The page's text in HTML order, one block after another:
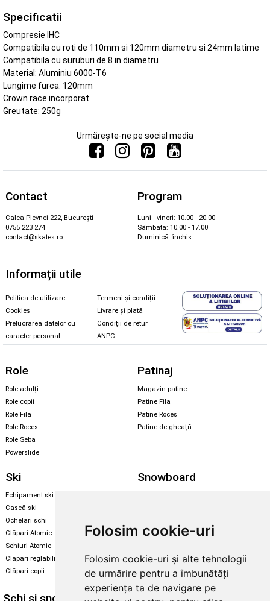
Folosim cookie-uri
Folosim cookie-uri și alte tehnologii
de urmărire pentru a îmbunătăți
experiența ta de navigare pe
Specificatii
Compresie IHC
Compatibila cu roti de 110mm si 120mm diametru si 24mm latime
Compatibila cu suruburi de 8 in diametru
Material: Aluminiu 6000-T6
Lungime furca: 120mm
Crown race incorporat
Greutate: 250g
Urmărește-ne pe social media
Contact
Calea Plevnei 222, București
0755 223 274
contact@skates.ro
Program
Luni - vineri: 10.00 - 20.00
Sâmbătă: 10.00 - 17.00
Duminică: închis
Informații utile
Politica de utilizare
Cookies
Prelucrarea datelor cu
caracter personal
Termeni și condiții
Livrare și plată
Condiții de retur
ANPC
Role
Role adulți
Role copii
Role Fila
Role Roces
Role Seba
Powerslide
Patinaj
Magazin patine
Patine Fila
Patine Roces
Patine de gheață
Ski
Echipament ski
Cască ski
Ochelari schi
Clăpari Atomic
Schiuri Atomic
Clăpari reglabili
Clăpari copii
Snowboard
Santa Cruz
Enuff Skateboards